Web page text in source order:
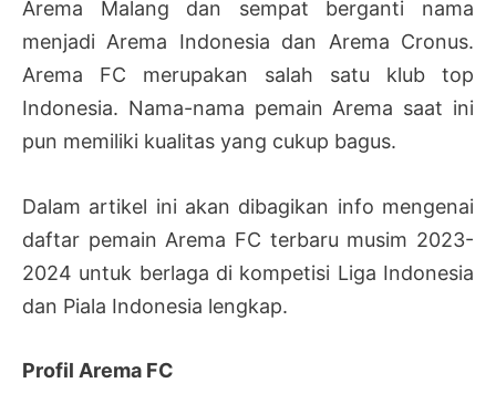
Arema Malang dan sempat berganti nama
menjadi Arema Indonesia dan Arema Cronus.
Arema FC merupakan salah satu klub top
Indonesia. Nama-nama pemain Arema saat ini
pun memiliki kualitas yang cukup bagus.
Dalam artikel ini akan dibagikan info mengenai
daftar pemain Arema FC terbaru musim 2023-
2024 untuk berlaga di kompetisi Liga Indonesia
dan Piala Indonesia lengkap.
Profil Arema FC